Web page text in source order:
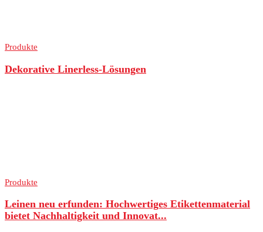
Produkte
Dekorative Linerless-Lösungen
Produkte
Leinen neu erfunden: Hochwertiges Etikettenmaterial
bietet Nachhaltigkeit und Innovat...